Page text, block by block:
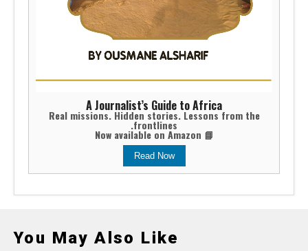
A Journalist’s Guide to Africa
Real missions. Hidden stories. Lessons from the
frontlines.
📘 Now available on Amazon
Read Now
You May Also Like